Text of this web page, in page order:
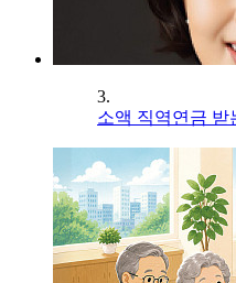
3.
소액 직역연금 받